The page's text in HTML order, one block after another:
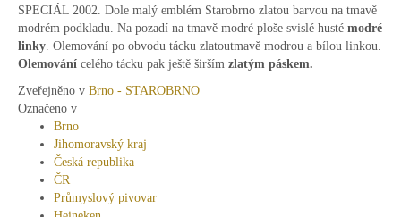
SPECIÁL 2002. Dole malý emblém Starobrno zlatou barvou na tmavě
modrém podkladu. Na pozadí na tmavě modré ploše svislé husté modré
linky . Olemování po obvodu tácku zlatoutmavě modrou a bílou linkou.
Olemování celého tácku pak ještě širším zlatým páskem.
Zveřejněno v Brno - STAROBRNO
Označeno v
Brno
Jihomoravský kraj
Česká republika
ČR
Průmyslový pivovar